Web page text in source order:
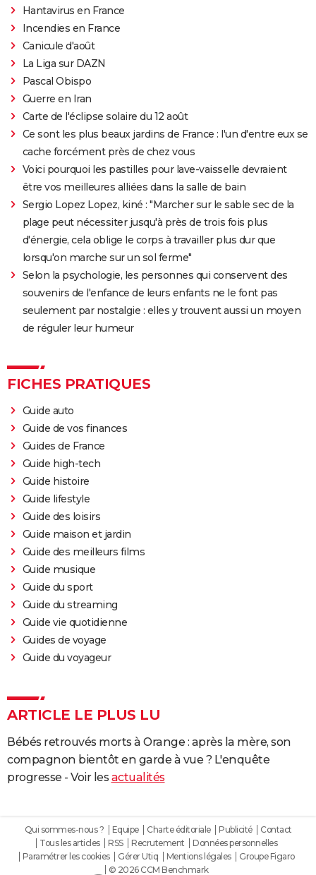
Hantavirus en France
Incendies en France
Canicule d'août
La Liga sur DAZN
Pascal Obispo
Guerre en Iran
Carte de l'éclipse solaire du 12 août
Ce sont les plus beaux jardins de France : l'un d'entre eux se
cache forcément près de chez vous
Voici pourquoi les pastilles pour lave-vaisselle devraient
être vos meilleures alliées dans la salle de bain
Sergio Lopez Lopez, kiné : "Marcher sur le sable sec de la
plage peut nécessiter jusqu'à près de trois fois plus
d'énergie, cela oblige le corps à travailler plus dur que
lorsqu'on marche sur un sol ferme"
Selon la psychologie, les personnes qui conservent des
souvenirs de l'enfance de leurs enfants ne le font pas
seulement par nostalgie : elles y trouvent aussi un moyen
de réguler leur humeur
FICHES PRATIQUES
Guide auto
Guide de vos finances
Guides de France
Guide high-tech
Guide histoire
Guide lifestyle
Guide des loisirs
Guide maison et jardin
Guide des meilleurs films
Guide musique
Guide du sport
Guide du streaming
Guide vie quotidienne
Guides de voyage
Guide du voyageur
ARTICLE LE PLUS LU
Bébés retrouvés morts à Orange : après la mère, son
compagnon bientôt en garde à vue ? L'enquête
progresse - Voir les actualités
Qui sommes-nous ? Equipe Charte éditoriale Publicité
Contact
Tous les articles
RSS Recrutement
Données personnelles
Paramétrer les cookies
Gérer Utiq Mentions légales
Groupe Figaro
© 2026 CCM Benchmark